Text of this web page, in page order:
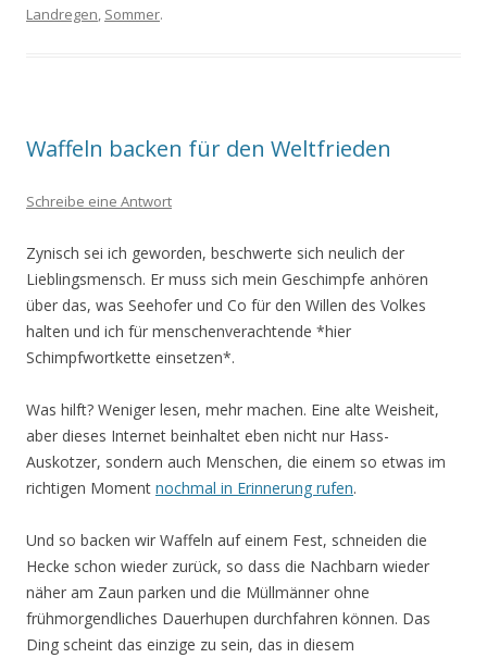
Landregen, Sommer.
Waffeln backen für den Weltfrieden
Schreibe eine Antwort
Zynisch sei ich geworden, beschwerte sich neulich der
Lieblingsmensch. Er muss sich mein Geschimpfe anhören
über das, was Seehofer und Co für den Willen des Volkes
halten und ich für menschenverachtende *hier
Schimpfwortkette einsetzen*.
Was hilft? Weniger lesen, mehr machen. Eine alte Weisheit,
aber dieses Internet beinhaltet eben nicht nur Hass-
Auskotzer, sondern auch Menschen, die einem so etwas im
richtigen Moment nochmal in Erinnerung rufen.
Und so backen wir Waffeln auf einem Fest, schneiden die
Hecke schon wieder zurück, so dass die Nachbarn wieder
näher am Zaun parken und die Müllmänner ohne
frühmorgendliches Dauerhupen durchfahren können. Das
Ding scheint das einzige zu sein, das in diesem